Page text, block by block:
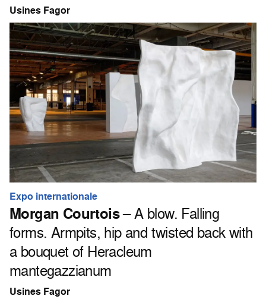
Usines Fagor
Expo internationale
Morgan Courtois– A blow. Falling
forms. Armpits, hip and twisted back with
a bouquet of Heracleum
mantegazzianum
Usines Fagor